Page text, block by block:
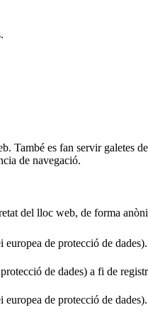
També es fan servir galetes
de navegació.
del lloc web, de forma
europea de protecció de
de dades) a fi de
europea de protecció de